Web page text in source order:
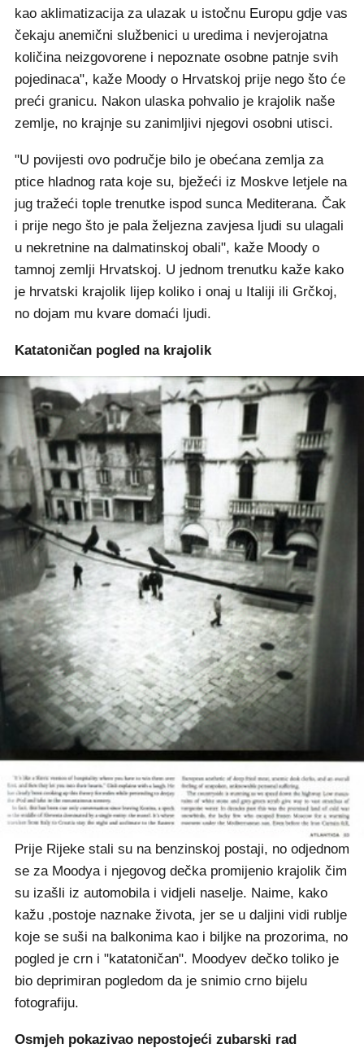
kao aklimatizacija za ulazak u istočnu Europu gdje vas
čekaju anemični službenici u uredima i nevjerojatna
količina neizgovorene i nepoznate osobne patnje svih
pojedinaca", kaže Moody o Hrvatskoj prije nego što će
preći granicu. Nakon ulaska pohvalio je krajolik naše
zemlje, no krajnje su zanimljivi njegovi osobni utisci.
"U povijesti ovo područje bilo je obećana zemlja za
ptice hladnog rata koje su, bježeći iz Moskve letjele na
jug tražeći tople trenutke ispod sunca Mediterana. Čak
i prije nego što je pala željezna zavjesa ljudi su ulagali
u nekretnine na dalmatinskoj obali", kaže Moody o
tamnoj zemlji Hrvatskoj. U jednom trenutku kaže kako
je hrvatski krajolik lijep koliko i onaj u Italiji ili Grčkoj,
no dojam mu kvare domaći ljudi.
Katatoničan pogled na krajolik
Prije Rijeke stali su na benzinskoj postaji, no odjednom
se za Moodya i njegovog dečka promijenio krajolik čim
su izašli iz automobila i vidjeli naselje. Naime, kako
kažu ,postoje naznake života, jer se u daljini vidi rublje
koje se suši na balkonima kao i biljke na prozorima, no
pogled je crn i "katatoničan". Moodyev dečko toliko je
bio deprimiran pogledom da je snimio crno bijelu
fotografiju.
Osmjeh pokazivao nepostojeći zubarski rad